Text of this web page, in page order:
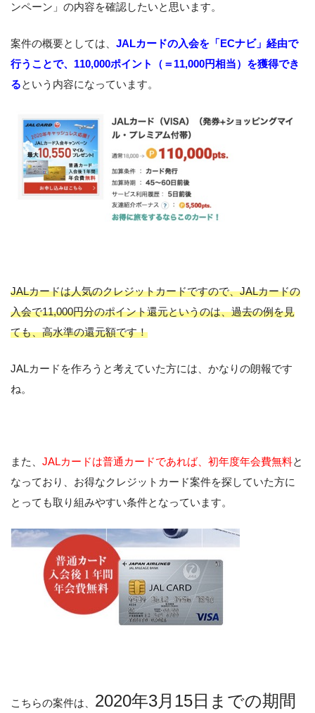
ンペーン」の内容を確認したいと思います。
案件の概要としては、 JALカードの入会を「ECナビ」経由で
行うことで、110,000ポイント（＝11,000円相当）を獲得でき
るという内容になっています。
JALカードは人気のクレジットカードですので、JALカードの
入会で11,000円分のポイント還元というのは、過去の例を見
ても、高水準の還元額です！
JALカードを作ろうと考えていた方には、かなりの朗報です
ね。
また、 JALカードは普通カードであれば、初年度年会費無料と
なっており、お得なクレジットカード案件を探していた方に
とっても取り組みやすい条件となっています。
こちらの案件は、 2020年3月15日までの期間